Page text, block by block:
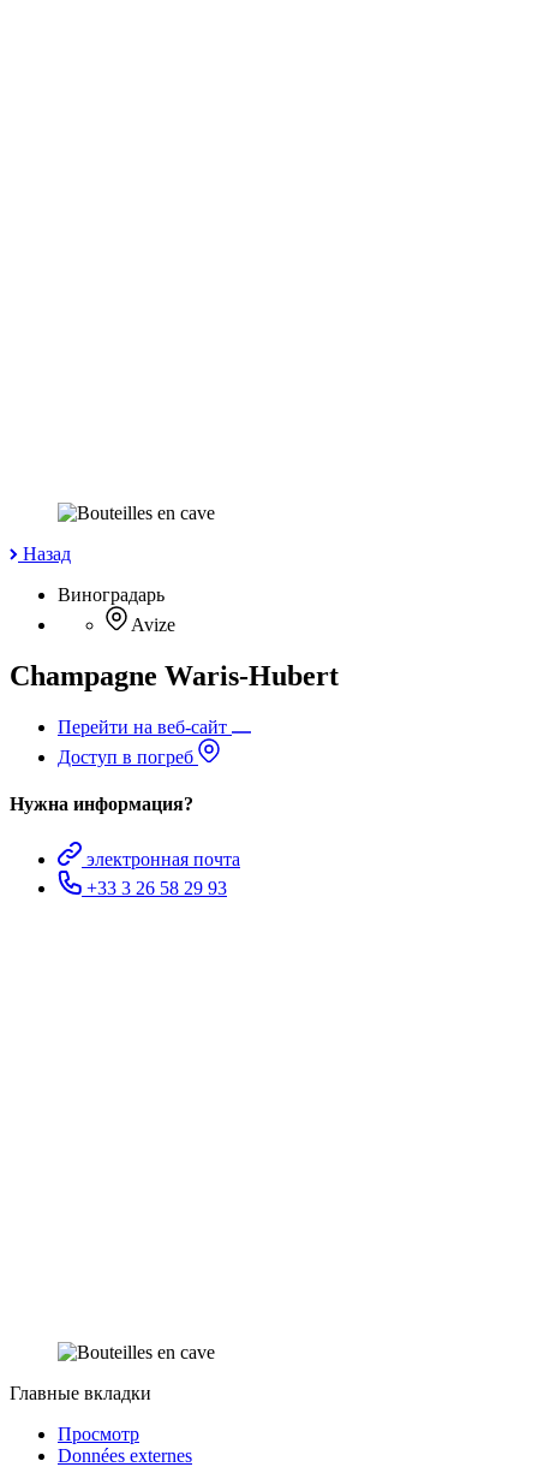
Назад
Виноградарь
Avize
Champagne Waris-Hubert
Перейти на веб-сайт
Доступ в погреб
Нужна информация?
электронная почта
+33 3 26 58 29 93
Главные вкладки
Просмотр
Données externes